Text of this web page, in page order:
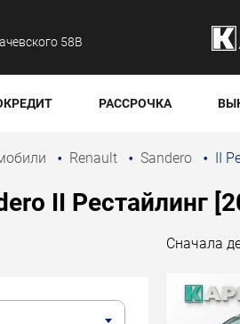
58В
РАССРОЧКА
Renault Sandero II
II Рестайлинг
Сначала
Сначала